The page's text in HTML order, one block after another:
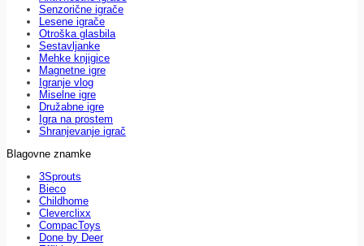
Senzorične igrače
Lesene igrače
Otroška glasbila
Sestavljanke
Mehke knjigice
Magnetne igre
Igranje vlog
Miselne igre
Družabne igre
Igra na prostem
Shranjevanje igrač
Blagovne znamke
3Sprouts
Bieco
Childhome
Cleverclixx
CompacToys
Done by Deer